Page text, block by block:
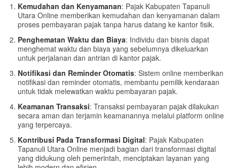
Kemudahan dan Kenyamanan: Pajak Kabupaten Tapanuli
Utara Online memberikan kemudahan dan kenyamanan dalam
proses pembayaran pajak tanpa harus datang ke kantor fisik.
Penghematan Waktu dan Biaya: Individu dan bisnis dapat
menghemat waktu dan biaya yang sebelumnya dikeluarkan
untuk perjalanan dan antrian di kantor pajak.
Notifikasi dan Reminder Otomatis: Sistem online memberikan
notifikasi dan reminder otomatis, membantu pemilik kendaraan
untuk tidak melewatkan waktu pembayaran pajak.
Keamanan Transaksi: Transaksi pembayaran pajak dilakukan
secara aman dan terjamin keamanannya melalui platform online
yang terpercaya.
Kontribusi Pada Transformasi Digital: Pajak Kabupaten
Tapanuli Utara Online menjadi bagian dari transformasi digital
yang didukung oleh pemerintah, menciptakan layanan yang